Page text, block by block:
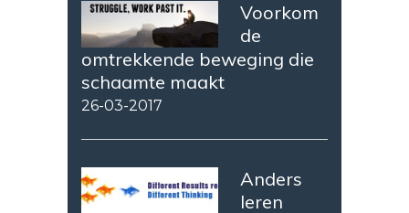
Voorkom
de
omtrekkende beweging die
schaamte maakt
26-03-2017
Anders
leren